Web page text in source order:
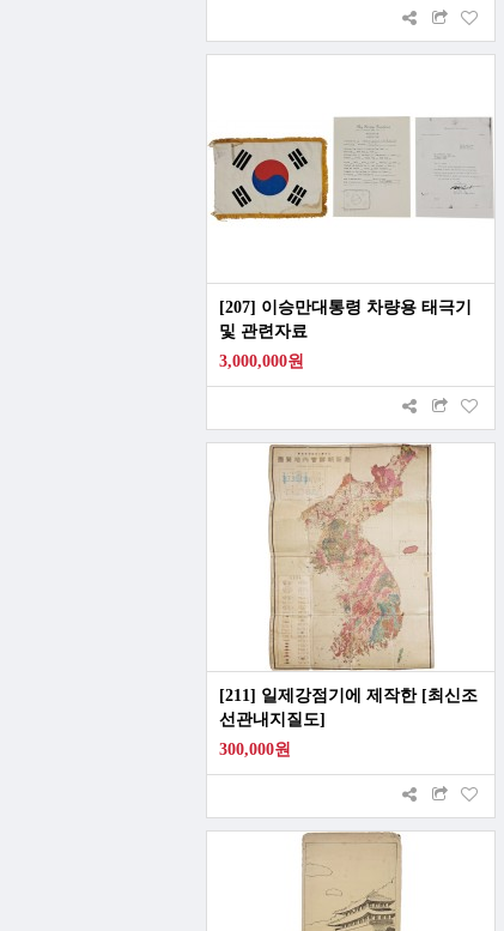
[207] 이승만대통령 차량용 태극기
및 관련자료
3,000,000원
[211] 일제강점기에 제작한 [최신조
선관내지질도]
300,000원